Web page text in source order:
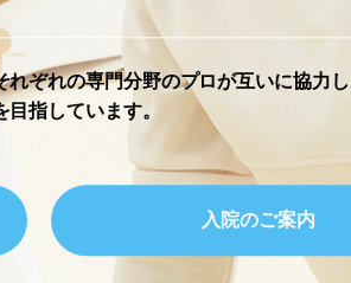
ぞれの専門分野のプロが互いに協力
指しています。
入院のご案内